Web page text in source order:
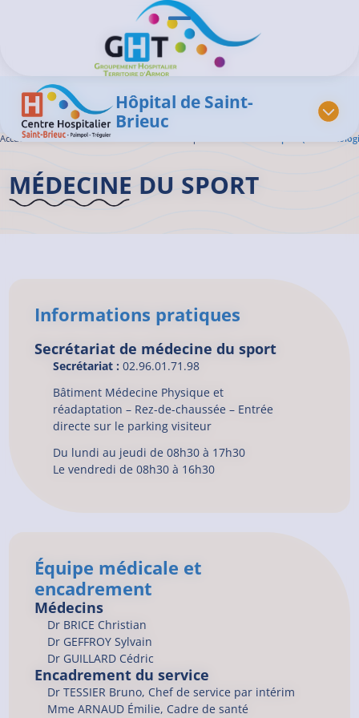
Ouvrir/Fermer le menu
Hôpital de Saint-
Brieuc
Accueil GHT>L'offre de soins Médecine du sport
MÉDECINE DU SPORT
Informations pratiques
Secrétariat de médecine du sport
Secrétariat : 02.96.01.71.98
Bâtiment Médecine Physique et
réadaptation – Rez-de-chaussée – Entrée
directe sur le parking visiteur
Du lundi au jeudi de 08h30 à 17h30
Le vendredi de 08h30 à 16h30
Équipe médicale et
encadrement
Médecins
Dr BRICE Christian
Dr GEFFROY Sylvain
Dr GUILLARD Cédric
Encadrement du service
Dr TESSIER Bruno, Chef de service par intérim
Mme ARNAUD Émilie, Cadre de santé
Panneau de gestion des cookies